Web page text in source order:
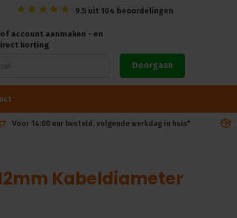
9.5 uit 104 beoordelingen
account aanmaken - en
korting
Doorgaan
Voor 14:00 uur besteld, volgende werkdag in huis*
Kabeldiameter